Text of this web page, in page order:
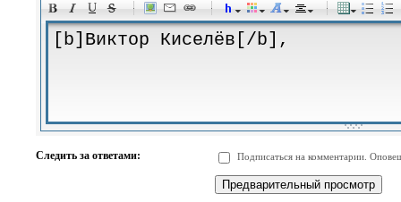
-
-
-
-
-
-
-
-
-
-
-
-
-
-
-
-
-
Следить за ответами: Подписаться на комментарии.